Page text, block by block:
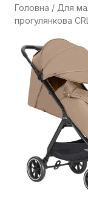
Головна / Для
прогулянкова